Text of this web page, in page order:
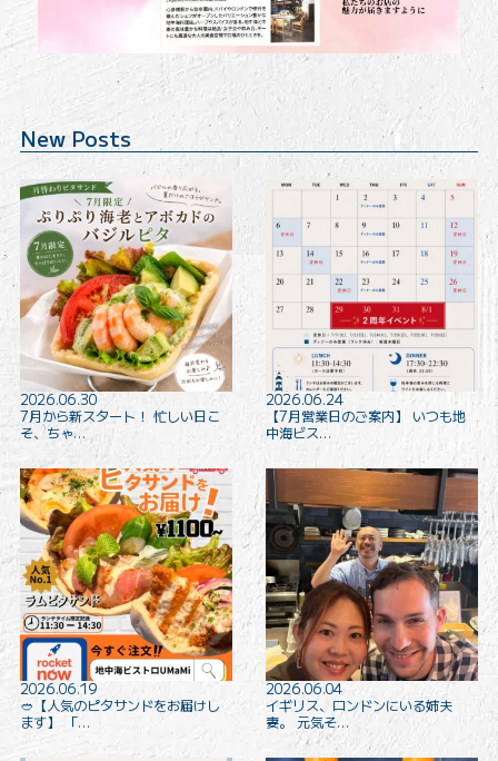
New Posts
2026.06.30
7月から新スタート！ 忙しい日こ
そ、ちゃ…
2026.06.24
【7月営業日のご案内】 いつも地
中海ビス…
2026.06.19
🥙【人気のピタサンドをお届けし
ます️】 「…
2026.06.04
イギリス、ロンドンにいる姉夫
妻。 元気そ…